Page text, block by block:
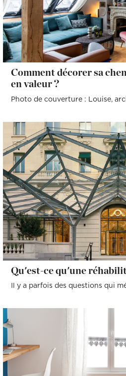
Comment décorer sa
en valeur ?
Photo de couverture : Louise,
Qu'est-ce qu'une
Il y a parfois des questions qui